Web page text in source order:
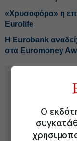
«Χρυσοφόρα» η
Eurolife
Η Eurobank
στα Euromoney
Ο